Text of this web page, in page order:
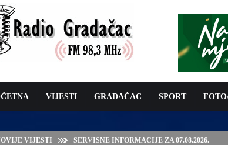
VIJESTI GRADAČAC SPORT
VIJESTI
VLADA TK – POTPISAN UGOVOR: 6,9